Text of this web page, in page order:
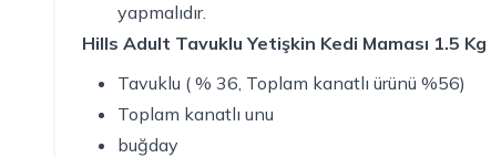
yapmalıdır.
Hills Adult Tavuklu Yetişkin Kedi Maması 1.5
Tavuklu ( % 36, Toplam kanatlı ürünü %56)
Toplam kanatlı unu
buğday